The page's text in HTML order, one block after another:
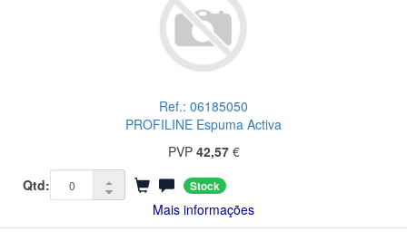
Ref.: 06185050
PROFILINE Espuma Activa
PVP 42,57€
Qtd:
Stock
Mais informações